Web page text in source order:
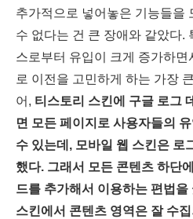
추가적으로 넣어놓은 기능들을
수 없다는 건 큰 장애와 같았다.
스로부터 유입이 크게 증가하
로 이전을 고민하게 하는 가장
어, 티스토리 스킨에 구글 로그
면 모든 페이지로 사용자들의
수 있는데, 모바일 웹 스킨은 로
했다. 그래서 모든 콘텐츠 하단
드를 추가해서 이용하는 편법
스킨에서 콘텐츠 영역은 잘 수